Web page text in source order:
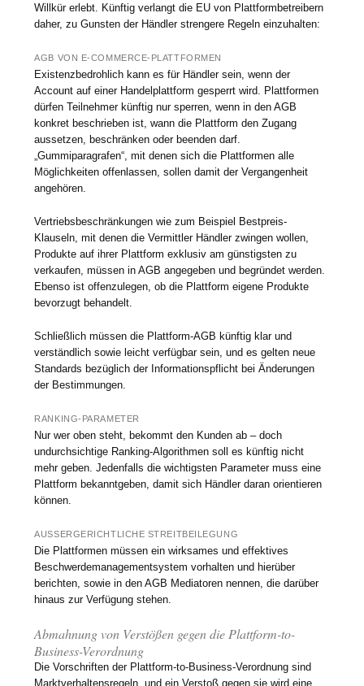
Willkür erlebt. Künftig verlangt die EU von Plattformbetreibern
daher, zu Gunsten der Händler strengere Regeln einzuhalten:
AGB VON E-COMMERCE-PLATTFORMEN
Existenzbedrohlich kann es für Händler sein, wenn der
Account auf einer Handelplattform gesperrt wird. Plattformen
dürfen Teilnehmer künftig nur sperren, wenn in den AGB
konkret beschrieben ist, wann die Plattform den Zugang
aussetzen, beschränken oder beenden darf.
„Gummiparagrafen“, mit denen sich die Plattformen alle
Möglichkeiten offenlassen, sollen damit der Vergangenheit
angehören.
Vertriebsbeschränkungen wie zum Beispiel Bestpreis-
Klauseln, mit denen die Vermittler Händler zwingen wollen,
Produkte auf ihrer Plattform exklusiv am günstigsten zu
verkaufen, müssen in AGB angegeben und begründet werden.
Ebenso ist offenzulegen, ob die Plattform eigene Produkte
bevorzugt behandelt.
Schließlich müssen die Plattform-AGB künftig klar und
verständlich sowie leicht verfügbar sein, und es gelten neue
Standards bezüglich der Informationspflicht bei Änderungen
der Bestimmungen.
RANKING-PARAMETER
Nur wer oben steht, bekommt den Kunden ab – doch
undurchsichtige Ranking-Algorithmen soll es künftig nicht
mehr geben. Jedenfalls die wichtigsten Parameter muss eine
Plattform bekanntgeben, damit sich Händler daran orientieren
können.
AUSSERGERICHTLICHE STREITBEILEGUNG
Die Plattformen müssen ein wirksames und effektives
Beschwerdemanagementsystem vorhalten und hierüber
berichten, sowie in den AGB Mediatoren nennen, die darüber
hinaus zur Verfügung stehen.
Abmahnung von Verstößen gegen die Plattform-to-
Business-Verordnung
Die Vorschriften der Plattform-to-Business-Verordnung sind
Marktverhaltensregeln, und ein Verstoß gegen sie wird eine